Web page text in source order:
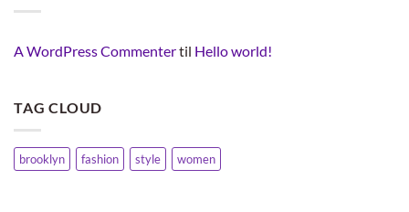
A WordPress Commentertil Hello world!
TAG CLOUD
brooklyn fashion style women